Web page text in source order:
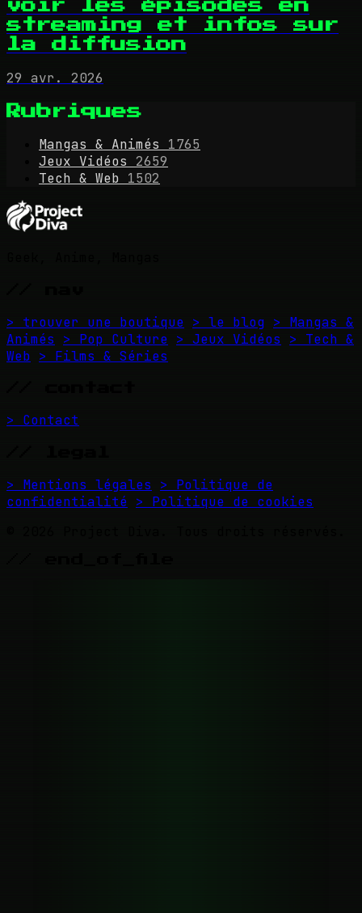
voir les épisodes en
streaming et infos sur
la diffusion
29 avr. 2026
Rubriques
Mangas & Animés
1765
Jeux Vidéos
2659
Tech & Web 1502
> trouver une boutique > le blog > Mangas &
Animés
> Pop Culture > Jeux Vidéos
> Tech &
Web > Films & Séries
> Contact
> Mentions légales
> Politique de
confidentialité > Politique de cookies